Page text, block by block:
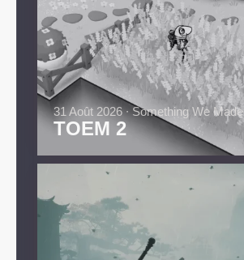
TOEM 2
31 Août 2026 ∙ Something We Made